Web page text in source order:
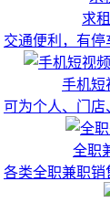
求
交通便利，有停
手机短
可为个人、门店
全职
各类全职兼职销